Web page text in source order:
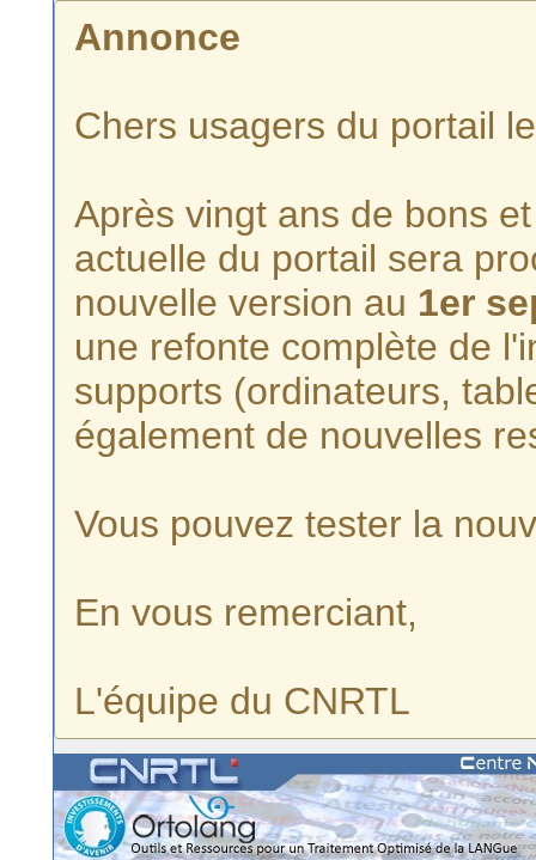
Annonce
Chers usagers du portail
Après vingt ans de bons
actuelle du portail sera
nouvelle version au 1er
une refonte complète de
supports (ordinateurs,
également de nouvelles
Vous pouvez tester la
En vous remerciant,
L'équipe du CNRTL